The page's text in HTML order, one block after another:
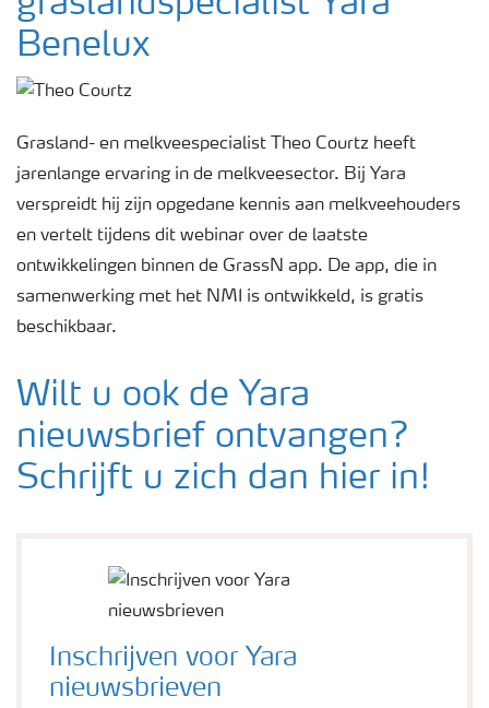
Benelux
Grasland- en melkveespecialist Theo Courtz heeft
jarenlange ervaring in de melkveesector. Bij Yara
verspreidt hij zijn opgedane kennis aan melkveehouders
en vertelt tijdens dit webinar over de laatste
ontwikkelingen binnen de GrassN app. De app, die in
samenwerking met het NMI is ontwikkeld, is gratis
beschikbaar.
Wilt u ook de Yara
nieuwsbrief ontvangen?
Schrijft u zich dan hier in!
Inschrijven voor Yara
nieuwsbrieven